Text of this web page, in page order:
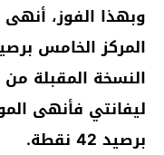
وبهذا الفوز،
النسخة المقبلة من
ليفانتي فأنهى
برصيد 42 نقطة.